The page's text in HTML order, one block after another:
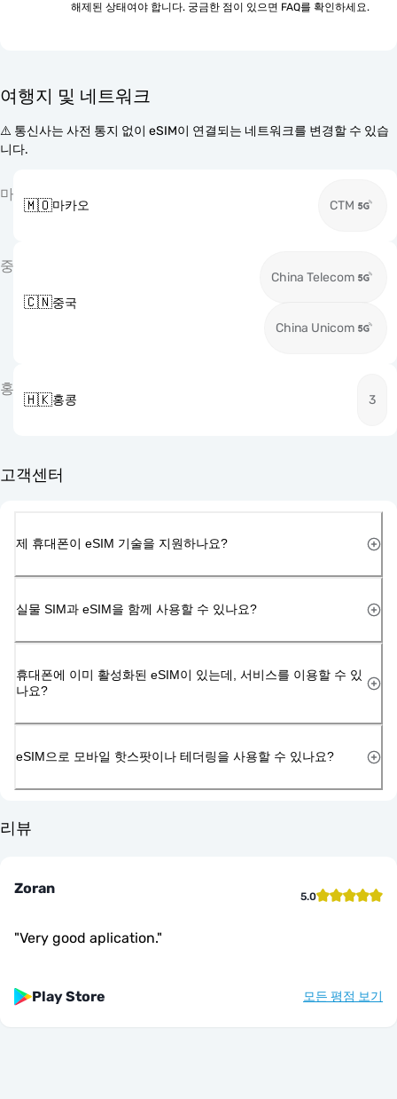
해제된 상태여야 합니다. 궁금한 점이 있으면 FAQ를 확인하세요.
여행지 및 네트워크
⚠️ 통신사는 사전 통지 없이 eSIM이 연결되는 네트워크를 변경할 수 있습
니다.
마
🇲🇴마카오 CTM
중
🇨🇳중국
China Telecom
China Unicom
홍
🇭🇰홍콩 3
고객센터
제 휴대폰이 eSIM 기술을 지원하나요?
실물 SIM과 eSIM을 함께 사용할 수 있나요?
휴대폰에 이미 활성화된 eSIM이 있는데, 서비스를 이용할 수 있
나요?
eSIM으로 모바일 핫스팟이나 테더링을 사용할 수 있나요?
리뷰
Zoran 5.0
"Very good aplication."
Play Store 모든 평점 보기